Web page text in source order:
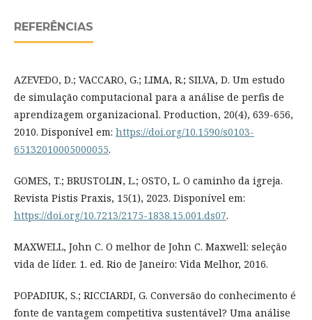
REFERÊNCIAS
AZEVEDO, D.; VACCARO, G.; LIMA, R.; SILVA, D. Um estudo
de simulação computacional para a análise de perfis de
aprendizagem organizacional. Production, 20(4), 639-656,
2010. Disponível em: https://doi.org/10.1590/s0103-
65132010005000055.
GOMES, T.; BRUSTOLIN, L.; OSTO, L. O caminho da igreja.
Revista Pistis Praxis, 15(1), 2023. Disponível em:
https://doi.org/10.7213/2175-1838.15.001.ds07.
MAXWELL, John C. O melhor de John C. Maxwell: seleção
vida de líder. 1. ed. Rio de Janeiro: Vida Melhor, 2016.
POPADIUK, S.; RICCIARDI, G. Conversão do conhecimento é
fonte de vantagem competitiva sustentável? Uma análise